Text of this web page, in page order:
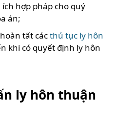
hợp pháp cho quý
án;
tất cácthủ tục ly hôn
khi có quyết định ly hôn
ly hôn thuận